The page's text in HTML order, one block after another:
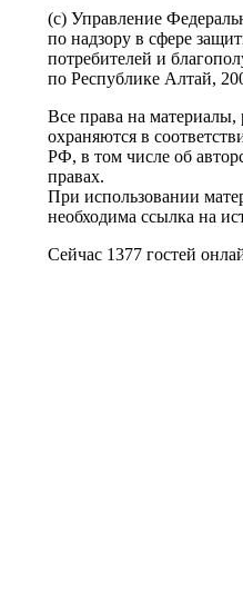
(c) Управление
по надзору в сфере
потребителей и
по Республике Алтай,
Все права на материалы,
охраняются в
РФ, в том числе об
правах.
При использовании
необходима ссылка на
Сейчас 1377 гостей